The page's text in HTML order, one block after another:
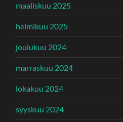
maaliskuu 2025
helmikuu 2025
joulukuu 2024
marraskuu 2024
lokakuu 2024
syyskuu 2024